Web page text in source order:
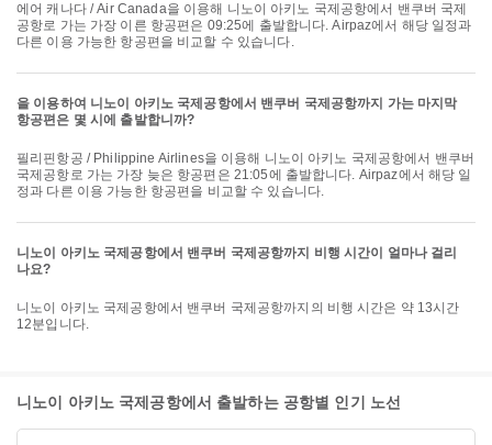
에어 캐나다 / Air Canada을 이용해 니노이 아키노 국제공항에서 밴쿠버 국제
공항로 가는 가장 이른 항공편은 09:25에 출발합니다. Airpaz에서 해당 일정과
다른 이용 가능한 항공편을 비교할 수 있습니다.
을 이용하여 니노이 아키노 국제공항에서 밴쿠버 국제공항까지 가는 마지막
항공편은 몇 시에 출발합니까?
필리핀항공 / Philippine Airlines을 이용해 니노이 아키노 국제공항에서 밴쿠버
국제공항로 가는 가장 늦은 항공편은 21:05에 출발합니다. Airpaz에서 해당 일
정과 다른 이용 가능한 항공편을 비교할 수 있습니다.
니노이 아키노 국제공항에서 밴쿠버 국제공항까지 비행 시간이 얼마나 걸리
나요?
니노이 아키노 국제공항에서 밴쿠버 국제공항까지의 비행 시간은 약 13시간
12분입니다.
니노이 아키노 국제공항에서 출발하는 공항별 인기 노선